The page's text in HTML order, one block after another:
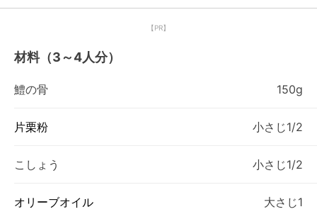
【PR】
材料（3～4人分）
鱧の骨 150g
片栗粉 小さじ1/2
こしょう 小さじ1/2
オリーブオイル 大さじ1